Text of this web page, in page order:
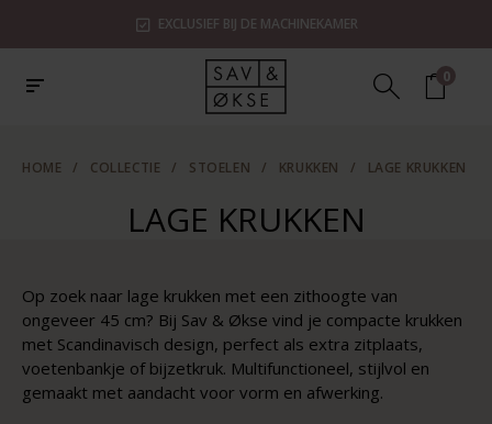
EXCLUSIEF BIJ DE MACHINEKAMER
0
HOME / COLLECTIE / STOELEN / KRUKKEN / LAGE KRUKKEN
LAGE KRUKKEN
Op zoek naar lage krukken met een zithoogte van
ongeveer 45 cm? Bij Sav & Økse vind je compacte krukken
met Scandinavisch design, perfect als extra zitplaats,
voetenbankje of bijzetkruk. Multifunctioneel, stijlvol en
gemaakt met aandacht voor vorm en afwerking.